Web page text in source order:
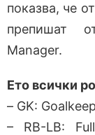
показва, че
препишат
Manager.
Eто всички
– GK:
– RB-LB: